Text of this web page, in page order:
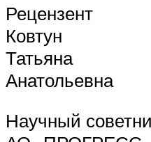
Рецензент
Ковтун
Татьяна
Анатольевна
Научный